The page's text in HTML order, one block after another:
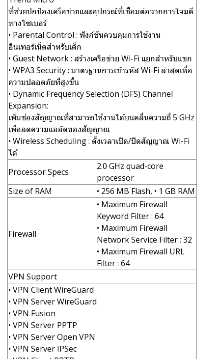
ที่ช่วยปกป้องเครือข่ายและอุปกรณ์ที่เชื่อมต่อจากการโจมตี
ทางไซเบอร์
• Parental Control : ฟังก์ชันควบคุมการใช้งาน
อินเทอร์เน็ตสำหรับเด็ก
• Guest Network : สร้างเครือข่าย Wi-Fi แยกสำหรับแขก
• WPA3 Security : มาตรฐานการเข้ารหัส Wi-Fi ล่าสุดเพื่อ
ความปลอดภัยที่สูงขึ้น
• Dynamic Frequency Selection (DFS) Channel
Expansion:
เพิ่มช่องสัญญาณที่สามารถใช้งานได้บนคลื่นความถี่ 5 GHz
เพื่อลดความแออัดของสัญญาณ
• Wireless Scheduling : ตั้งเวลาเปิด/ปิดสัญญาณ Wi-Fi
ได้
Processor Specs
2.0 GHz quad-core
processor
Size of RAM
• 256 MB Flash, • 1 GB RAM
Firewall
• Maximum Firewall
Keyword Filter : 64
• Maximum Firewall
Network Service Filter : 32
• Maximum Firewall URL
Filter : 64
VPN Support
• VPN Client WireGuard
• VPN Server WireGuard
• VPN Fusion
• VPN Server PPTP
• VPN Server Open VPN
• VPN Server IPSec